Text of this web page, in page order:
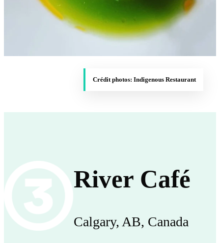
Crédit photos: Indigenous Restaurant
River Café
Calgary, AB, Canada